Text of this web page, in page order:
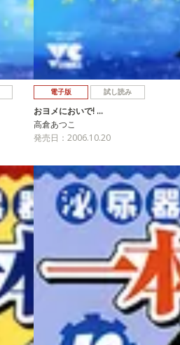
電子版 試し読み
おヨメにおいで! …
高倉あつこ
発売日：2006.10.20